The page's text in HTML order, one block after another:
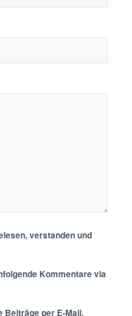
verstanden und
Kommentare via
Beiträge per E-Mail.